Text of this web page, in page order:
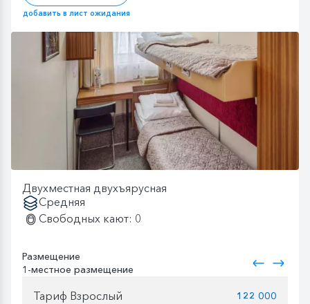
добавить в лист ожидания
Двухместная двухъярусная
Средняя
Свободных кают: 0
Размещение
1-местное размещение
Тариф Взрослый 122 000